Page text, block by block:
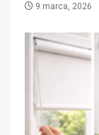
9 marca, 2026